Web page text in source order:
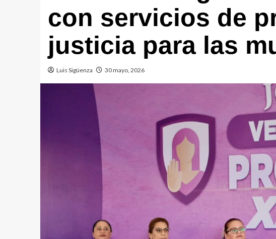
con servicios de
justicia para las
Luis Sigüenza 30 mayo, 2026